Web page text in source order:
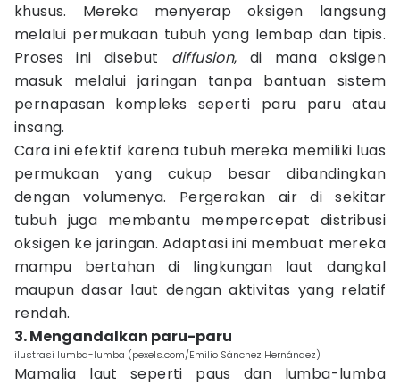
khusus. Mereka menyerap oksigen langsung
melalui permukaan tubuh yang lembap dan tipis.
Proses ini disebut diffusion, di mana oksigen
masuk melalui jaringan tanpa bantuan sistem
pernapasan kompleks seperti paru paru atau
insang.
Cara ini efektif karena tubuh mereka memiliki luas
permukaan yang cukup besar dibandingkan
dengan volumenya. Pergerakan air di sekitar
tubuh juga membantu mempercepat distribusi
oksigen ke jaringan. Adaptasi ini membuat mereka
mampu bertahan di lingkungan laut dangkal
maupun dasar laut dengan aktivitas yang relatif
rendah.
3. Mengandalkan paru-paru
ilustrasi lumba-lumba (pexels.com/Emilio Sánchez Hernández)
Mamalia laut seperti paus dan lumba-lumba